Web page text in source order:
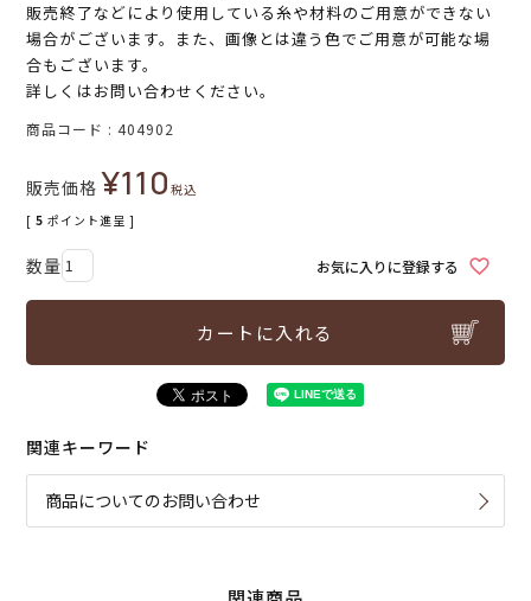
販売終了などにより使用している糸や材料のご用意ができない
場合がございます。また、画像とは違う色でご用意が可能な場
合もございます。
詳しくはお問い合わせください。
商品コード 404902
販売価格 ¥110税込
[ 5 ポイント進呈 ]
お気に入りに登録する
カートに入れる
関連キーワード
商品についてのお問い合わせ